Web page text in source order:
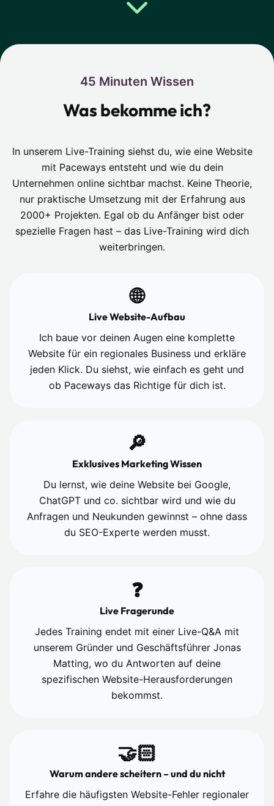
45 Minuten Wissen
Was bekomme ich?
In unserem Live-Training siehst du, wie eine Website
mit Paceways entsteht und wie du dein
Unternehmen online sichtbar machst. Keine Theorie,
nur praktische Umsetzung mit der Erfahrung aus
2000+ Projekten. Egal ob du Anfänger bist oder
spezielle Fragen hast – das Live-Training wird dich
weiterbringen.
🌐
Live Website-Aufbau
Ich baue vor deinen Augen eine komplette
Website für ein regionales Business und erkläre
jeden Klick. Du siehst, wie einfach es geht und
ob Paceways das Richtige für dich ist.
🔎
Exklusives Marketing Wissen
Du lernst, wie deine Website bei Google,
ChatGPT und co. sichtbar wird und wie du
Anfragen und Neukunden gewinnst – ohne dass
du SEO-Experte werden musst.
❓
Live Fragerunde
Jedes Training endet mit einer Live-Q&A mit
unserem Gründer und Geschäftsführer Jonas
Matting, wo du Antworten auf deine
spezifischen Website-Herausforderungen
bekommst.
🤝🏻
Warum andere scheitern – und du nicht
Erfahre die häufigsten Website-Fehler regionaler